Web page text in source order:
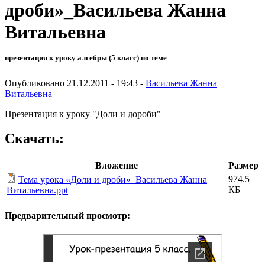
дроби»_Васильева Жанна
Витальевна
презентация к уроку алгебры (5 класс) по теме
Опубликовано 21.12.2011 - 19:43 - Васильева Жанна
Витальевна
Презентация к уроку "Доли и дороби"
Скачать:
Вложение
Размер
Тема урока «Доли и дроби»_Васильева Жанна
Витальевна.ppt
974.5
КБ
Предварительный просмотр: